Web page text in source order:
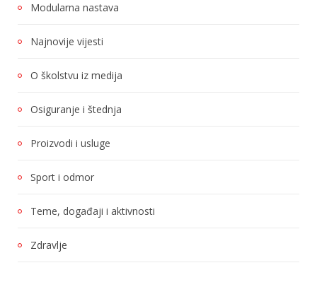
Modularna nastava
Najnovije vijesti
O školstvu iz medija
Osiguranje i štednja
Proizvodi i usluge
Sport i odmor
Teme, događaji i aktivnosti
Zdravlje